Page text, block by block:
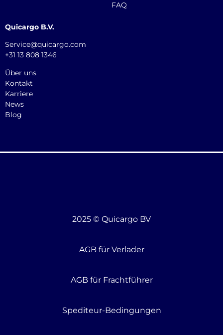
FAQ
Quicargo B.V.
Service@quicargo.com
+31 13 808 1346
Über uns
Kontakt
Karriere
News
Blog
2025 © Quicargo BV
AGB für Verlader
AGB für Frachtführer
Spediteur-Bedingungen